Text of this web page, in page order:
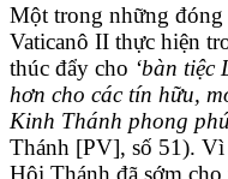
Một trong những
Vaticanô II thực hiện
thúc đẩy cho ‘bàn
hơn cho các tín hữu,
Kinh Thánh phong
Thánh [PV], số 51). Vì
Hội Thánh đã sớm